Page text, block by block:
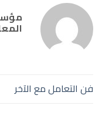
فن التعامل مع الآخر